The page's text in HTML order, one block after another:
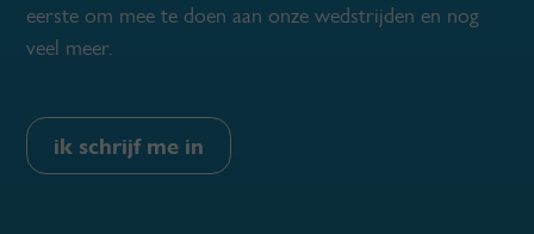
eerste om mee te doen aan onze wedstrijden en nog
veel meer.
ik schrijf me in